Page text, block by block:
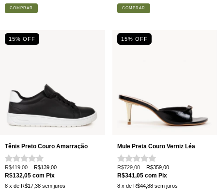
COMPRAR COMPRAR
15% OFF
Tênis Preto Couro Amarração
R$419,00 R$139,00
R$132,05 com Pix
8 x de R$17,38 sem juros
15% OFF
Mule Preta Couro Verniz Léa
R$729,00 R$359,00
R$341,05 com Pix
8 x de R$44,88 sem juros